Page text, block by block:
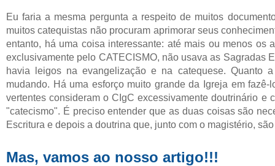
Eu faria a mesma pergunta a respeito de muitos
muitos catequistas não procuram aprimorar seus
entanto, há uma coisa interessante: até mais ou menos os
exclusivamente pelo CATECISMO, não usava as Sagradas
havia leigos na evangelização e na catequese. Quanto
mudando. Há uma esforço muito grande da Igreja em
vertentes consideram o CIgC excessivamente doutrinário e
"catecismo". É preciso entender que as duas coisas são
Escritura e depois a doutrina que, junto com o magistério,
Mas, vamos ao nosso artigo!!!